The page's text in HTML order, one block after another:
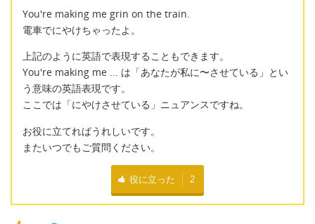
You're making me grin on the train.
電車でにやけちゃったよ。
上記のように英語で表現することもできます。
You're making me ... は「あなたが私に〜させている」とい
う意味の英語表現です。
ここでは「にやけさせている」ニュアンスですね。
お役に立てればうれしいです。
またいつでもご質問ください。
役に立った 2